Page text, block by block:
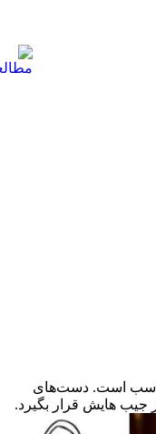
است. دست‌های
جیب هایش قرار بگیرد.